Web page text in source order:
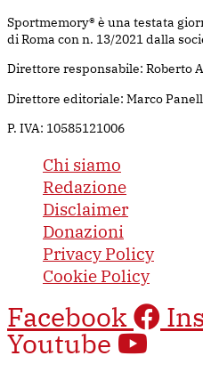
Sportmemory® è una testata
di Roma con n. 13/2021 dalla
Direttore responsabile: Roberto
Direttore editoriale: Marco
P. IVA: 10585121006
Chi siamo
Redazione
Disclaimer
Donazioni
Privacy Policy
Cookie Policy
Facebook
Youtube